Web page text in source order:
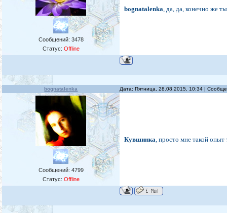
Сообщений: 3478
Статус: Offline
bognatalenka, да, да, конечно же
bognatalenka Дата: Пятница, 28.08.2015, 10:34 |
Сообщений: 4799
Статус: Offline
Кувшинка, просто мне такой